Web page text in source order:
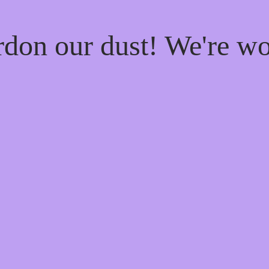
our dust! We're